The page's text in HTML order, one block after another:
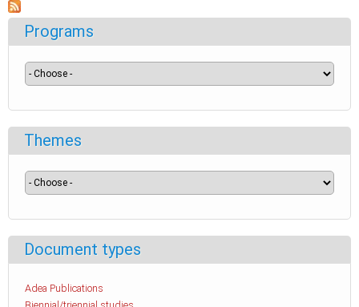
Programs
Themes
Document types
Adea Publications